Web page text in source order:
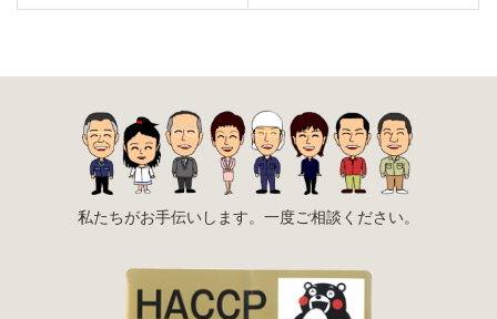
私たちがお手伝いします。一度ご相談ください。